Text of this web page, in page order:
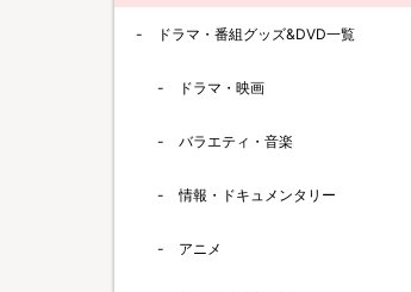
ドラマ・番組グッズ&DVD一覧
ドラマ・映画
バラエティ・音楽
情報・ドキュメンタリー
アニメ